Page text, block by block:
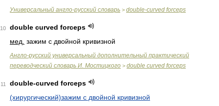
Универсальный англо-русский словарь > double-curved forceps
10
double curved forceps
мед. зажим с двойной кривизной
Англо-русский универсальный дополнительный практический
переводческий словарь И. Мостицкого > double curved forceps
11
double-curved forceps
(хирургический)зажим с двойной кривизной